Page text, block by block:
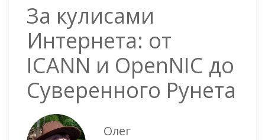
За кулисами
Интернета: от
ICANN и OpenNIC до
Суверенного Рунета
Олег